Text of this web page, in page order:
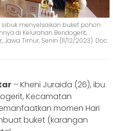
menyelsaikan buket pohon
di Kelurahan Bendogerit,
Timur, Senin (11/12/2023). Doc:
– Kheni Juraida (26), ibu
Kecamatan
momen Hari
buket (karangan